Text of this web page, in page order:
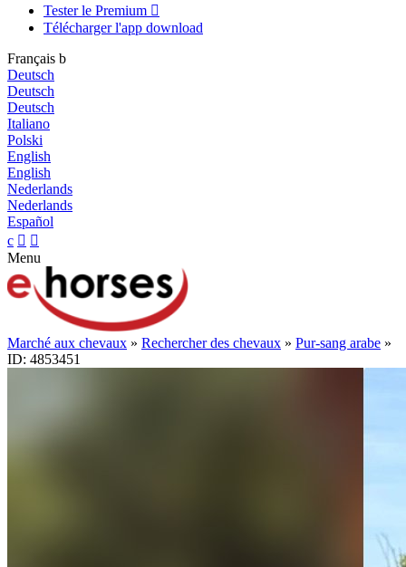
Tester le Premium 
Télécharger l'app download
Français b
Deutsch
Deutsch
Deutsch
Italiano
Polski
English
English
Nederlands
Nederlands
Español
c  
Menu
Marché aux chevaux » Rechercher des chevaux » Pur-sang arabe »
ID: 4853451